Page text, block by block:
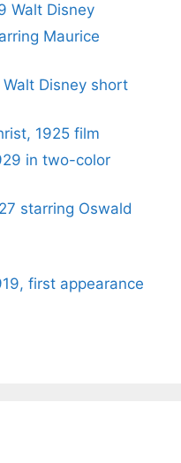
Walt Disney
Maurice
Walt Disney short
1925 film
in two-color
starring Oswald
first appearance